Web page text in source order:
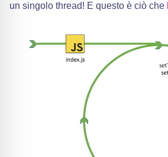
un singolo thread! E questo è ciò che